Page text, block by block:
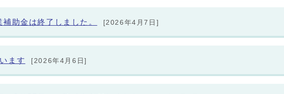
助金は終了しました。 [2026年4月7日]
ます [2026年4月6日]